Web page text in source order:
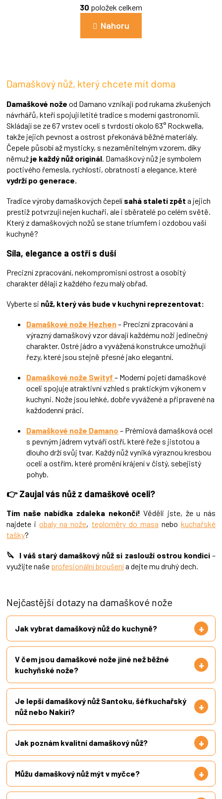
v
á
d
r
k
y
v
ý
p
i
s
u
á
n
k
o
v
30 položek celkem
Nahoru
Damaškový nůž, který chcete mít doma
Damaškové nože od Damano vznikají pod rukama zkušených
návrhářů, kteří spojují letité tradice s moderní gastronomií.
Skládají se ze 67 vrstev oceli s tvrdostí okolo 63° Rockwella,
takže jejich pevnost a ostrost překonává běžné materiály.
Čepele působí až mysticky, s nezaměnitelným vzorem, díky
němuž je každý nůž originál . Damaškový nůž je symbolem
poctivého řemesla, rychlosti, obratnosti a elegance, které
vydrží po generace.
Tradice výroby damaškových čepelí sahá staletí zpět a jejich
prestiž potvrzují nejen kuchaři, ale i sběratelé po celém světě.
Který z damaškových nožů se stane triumfem i ozdobou vaší
kuchyně?
Síla, elegance a ostří s duší
Precizní zpracování, nekompromisní ostrost a osobitý
charakter dělají z každého řezu malý obřad.
Vyberte si nůž, který vás bude v kuchyni reprezentovat:
Damaškové nože Hezhen– Precizní zpracování a
výrazný damaškový vzor dávají každému noži jedinečný
charakter. Ostré jádro a vyvážená konstrukce umožňují
řezy, které jsou stejně přesné jako elegantní.
Damaškové nože Swityf – Moderní pojetí damaškové
oceli spojuje atraktivní vzhled s praktickým výkonem v
kuchyni. Nože jsou lehké, dobře vyvážené a připravené na
každodenní práci.
Damaškové nože Damano – Prémiová damašková ocel
s pevným jádrem vytváří ostří, které řeže s jistotou a
dlouho drží svůj tvar. Každý nůž vyniká výraznou kresbou
oceli a ostřím, které promění krájení v čistý, sebejistý
pohyb.
👉 Zaujal vás nůž z damaškové oceli?
Tím naše nabídka zdaleka nekončí! Věděli jste, že u nás
najdete iobaly na nože, teploměry do masa nebokuchařské
tašky?
🔪 I váš starý damaškový nůž si zaslouží ostrou kondici–
využijte naše profesionální broušenía dejte mu druhý dech.
Nejčastější dotazy na damaškové nože
Jak vybrat damaškový nůž do kuchyně?
V čem jsou damaškové nože jiné než běžné
kuchyňské nože?
Je lepší damaškový nůž Santoku, šéfkuchařský
nůž nebo Nakiri?
Jak poznám kvalitní damaškový nůž?
Můžu damaškový nůž mýt v myčce?